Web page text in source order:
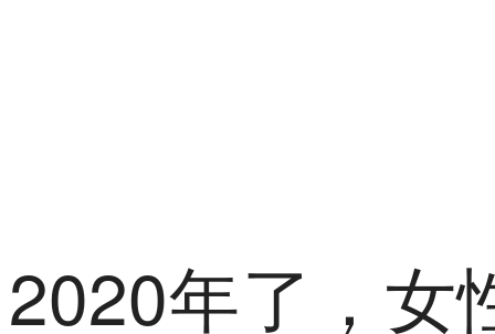
2020年了，女